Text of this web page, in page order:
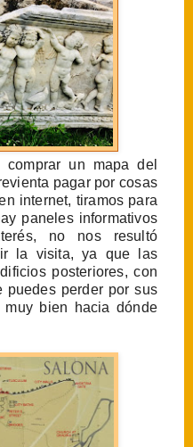
un mapa del
pagar por cosas
internet, tiramos para
paneles informativos
no nos resultó
la visita, ya que las
posteriores, con
puedes perder por sus
bien hacia dónde